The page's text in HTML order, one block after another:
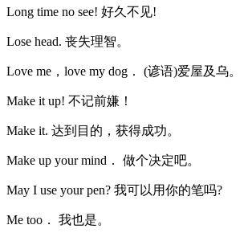
Long time no see! 好久不见!
Lose head. 丧失理智。
Love me，love my dog． (谚语)爱屋及乌。
Make it up! 不记前嫌！
Make it. 达到目的，获得成功。
Make up your mind． 做个决定吧。
May I use your pen? 我可以用你的笔吗?
Me too． 我也是。